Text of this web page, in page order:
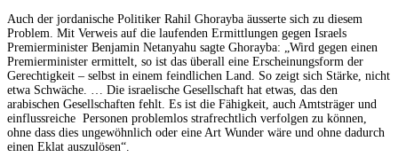
Auch der jordanische Politiker Rahil Ghorayba äusserte sich zu diesem
Problem. Mit Verweis auf die laufenden Ermittlungen gegen Israels
Premierminister Benjamin Netanyahu sagte Ghorayba: „Wird gegen einen
Premierminister ermittelt, so ist das überall eine Erscheinungsform der
Gerechtigkeit – selbst in einem feindlichen Land. So zeigt sich Stärke, nicht
etwa Schwäche. … Die israelische Gesellschaft hat etwas, das den
arabischen Gesellschaften fehlt. Es ist die Fähigkeit, auch Amtsträger und
einflussreiche Personen problemlos strafrechtlich verfolgen zu können,
ohne dass dies ungewöhnlich oder eine Art Wunder wäre und ohne dadurch
einen Eklat auszulösen“.